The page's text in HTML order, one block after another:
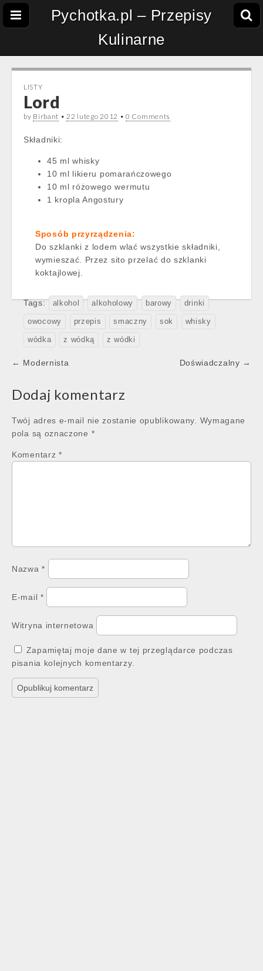
Pychotka.pl – Przepisy
Kulinarne
LISTY
Lord
by Birbant •22 lutego 2012 •0 Comments
Składniki:
45 ml whisky
10 ml likieru pomarańczowego
10 ml różowego wermutu
1 kropla Angostury
Sposób przyrządzenia:
Do szklanki z lodem wlać wszystkie składniki,
wymieszać. Przez sito przelać do szklanki
koktajlowej.
Tags: alkohol alkoholowy barowy drinki
owocowy przepis smaczny sok whisky
wódka z wódką z wódki
Post
← Modernista Doświadczalny →
Dodaj komentarz
Twój adres e-mail nie zostanie opublikowany.
Wymagane
pola są oznaczone *
Komentarz *
Nazwa*
E-mail *
Witryna internetowa
Zapamiętaj moje dane w tej przeglądarce podczas
pisania kolejnych komentarzy.